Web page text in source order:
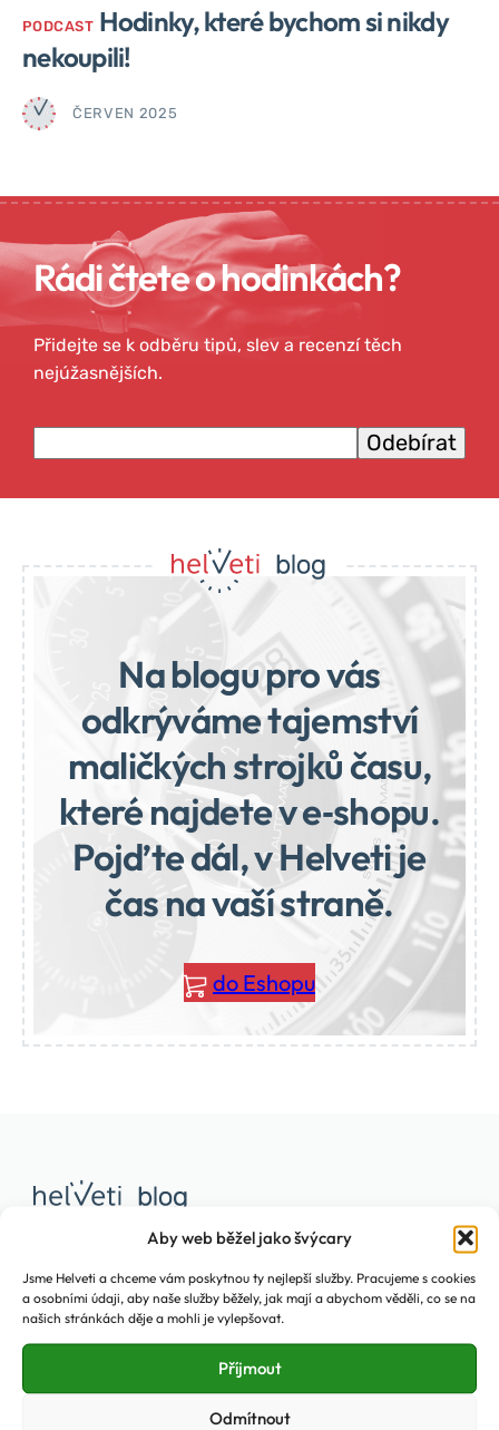
Aby web běžel jako švýcary
Jsme Helveti a chceme vám poskytnou ty nejlepší služby. Pracujeme s cookies
a osobními údaji, aby naše služby běžely, jak mají a abychom věděli, co se na
našich stránkách děje a mohli je vylepšovat.
Příjmout
Odmítnout
PODCAST Hodinky, které bychom si nikdy
nekoupili!
ČERVEN 2025
Rádi čtete o hodinkách?
Přidejte se k odběru tipů, slev a recenzí těch
nejúžasnějších.
Na blogu pro vás
odkrýváme tajemství
maličkých strojků času,
které najdete v e‑shopu.
Pojďte dál, v Helveti je
čas na vaší straně.
do Eshopu
Sledujte nás